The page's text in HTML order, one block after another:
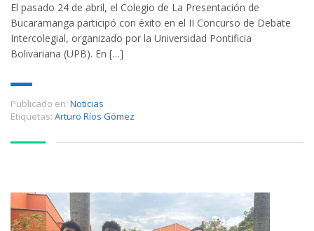
El pasado 24 de abril, el Colegio de La Presentación de
Bucaramanga participó con éxito en el II Concurso de Debate
Intercolegial, organizado por la Universidad Pontificia
Bolivariana (UPB). En […]
Publicado en: Noticias
Etiquetas: Arturo Ríos Gómez